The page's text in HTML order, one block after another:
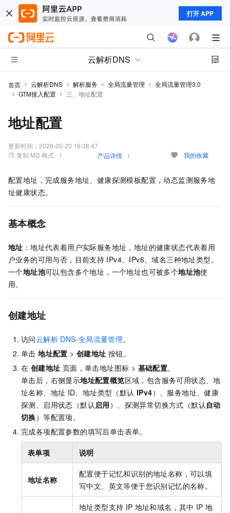
打开 APP
云解析DNS
首页 云解析DNS 解析服务 全局流量管理
全局流量管理3.0
GTM接入配置
三、地址配置
地址配置
更新时间： 2026-05-20 16:38:47
复制 MD 格式
产品详情 我的收藏
配置地址，完成服务地址、健康探测模板配置，动态监测服务地
址健康状态。
基本概念
地址 ：地址代表着用户实际服务地址，地址的健康状态代表着用
户业务的可用与否，目前支持 IPv4、IPv6、域名三种地址类型。
一个地址池可以包含多个地址，一个地址也可被多个地址池使
用。
创建地址
访问云解析 DNS-全局流量管理。
单击地址配置 >创建地址 按钮。
在 创建地址 页面，单击地址图标 > 基础配置。
单击后，右侧显示地址配置概览区域，包含服务可用状态、地
址名称、地址 ID、地址类型（默认 IPv4）、服务地址、健康
探测、启用状态（默认启用 ）、探测异常切换方式（默认 自动
切换）等配置项。
完成各项配置参数的填写后单击表单。
表单项 说明
地址名称
配置便于记忆和识别的地址名称，可以填
写中文、英文等便于您识别记忆的名称。
地址类型支持 IP 地址和域名，其中 IP 地